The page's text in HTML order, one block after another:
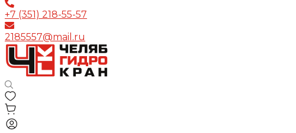
+7 (351) 218-55-57
2185557@mail.ru